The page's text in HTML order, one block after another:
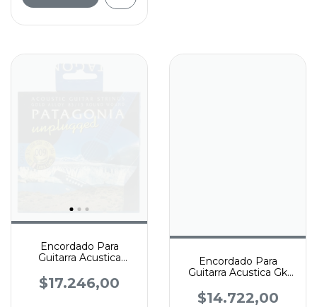
Encordado Para
Guitarra Acustica
09-46
$17.246,00
Encordado Para
Guitarra Acustica Gk
$14.722,00